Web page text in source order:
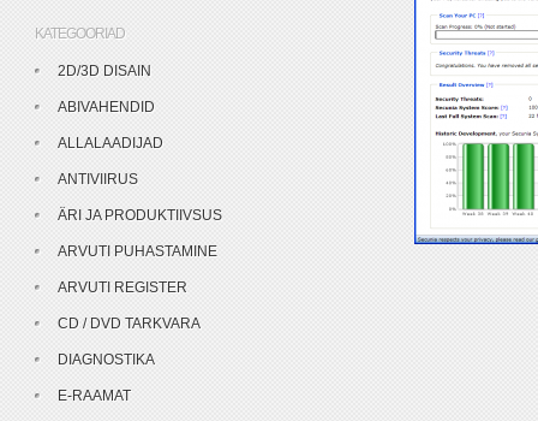
KATEGOORIAD
2D/3D DISAIN
ABIVAHENDID
ALLALAADIJAD
ANTIVIIRUS
ÄRI JA PRODUKTIIVSUS
ARVUTI PUHASTAMINE
ARVUTI REGISTER
CD / DVD TARKVARA
DIAGNOSTIKA
E-RAAMAT